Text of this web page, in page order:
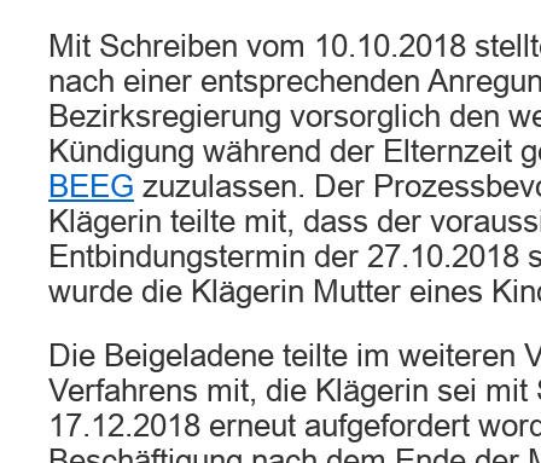
Mit Schreiben vom 10.10.2018
nach einer entsprechenden
Bezirksregierung vorsorglich den
Kündigung während der Elternzeit
BEEG zuzulassen. Der
Klägerin teilte mit, dass der
Entbindungstermin der 27.10.2018
wurde die Klägerin Mutter eines
Die Beigeladene teilte im weiteren
Verfahrens mit, die Klägerin sei mit
17.12.2018 erneut aufgefordert